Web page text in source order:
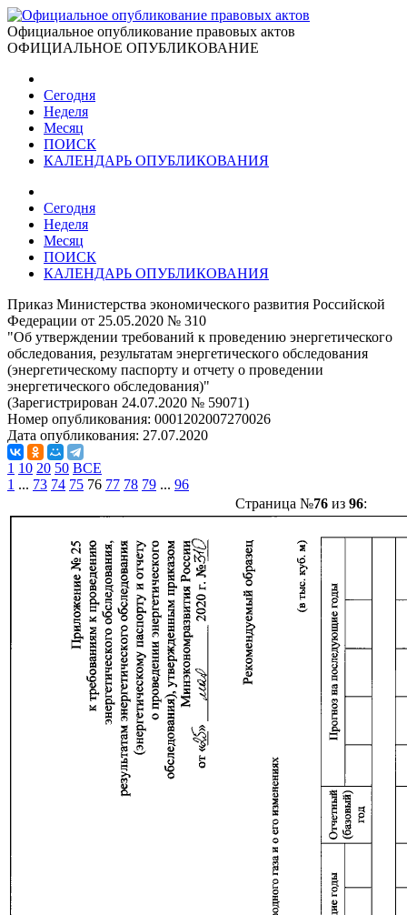
Официальное опубликование правовых актов
ОФИЦИАЛЬНОЕ ОПУБЛИКОВАНИЕ
Сегодня
Неделя
Месяц
ПОИСК
КАЛЕНДАРЬ ОПУБЛИКОВАНИЯ
Сегодня
Неделя
Месяц
ПОИСК
КАЛЕНДАРЬ ОПУБЛИКОВАНИЯ
Приказ Министерства экономического развития Российской
Федерации от 25.05.2020 № 310
"Об утверждении требований к проведению энергетического
обследования, результатам энергетического обследования
(энергетическому паспорту и отчету о проведении
энергетического обследования)"
(Зарегистрирован 24.07.2020 № 59071)
Номер опубликования: 0001202007270026
Дата опубликования: 27.07.2020
1 10 20 50 ВСЕ
1 ... 73 74 75 76 77 78 79 ... 96
Страница №76из 96: